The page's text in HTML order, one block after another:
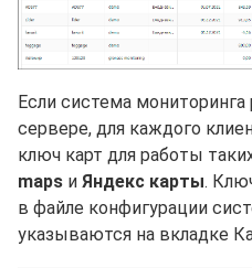
Если система мониторинга
сервере, для каждого
ключ карт для работы
maps и Яндекс карты.
в файле конфигурации
указываются на вкладке